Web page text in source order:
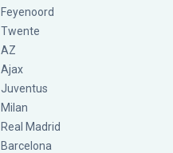
Feyenoord
Twente
AZ
Ajax
Juventus
Milan
Real Madrid
Barcelona